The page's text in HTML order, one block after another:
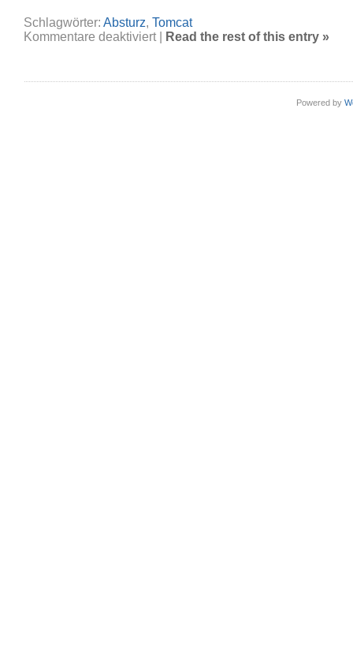
Schlagwörter: Absturz, Tomcat
Kommentare deaktiviertfür
Tomcat
W2K8
Read the rest of this entry »
Powered by